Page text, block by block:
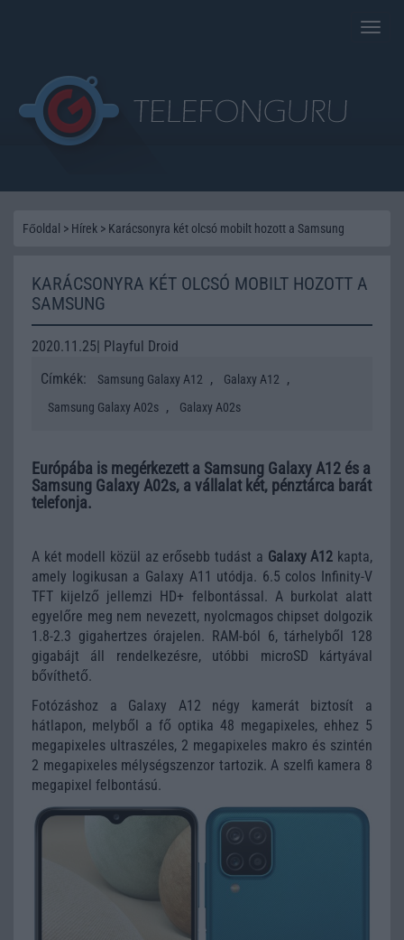
Toggle
Főoldal > Hírek > Karácsonyra két olcsó mobilt hozott a Samsung
KARÁCSONYRA KÉT OLCSÓ MOBILT HOZOTT A
SAMSUNG
2020.11.25| Playful Droid
Címkék:
Samsung Galaxy A12 , Galaxy A12 ,
Samsung Galaxy A02s , Galaxy A02s
Európába is megérkezett a Samsung Galaxy A12 és a
Samsung Galaxy A02s, a vállalat két, pénztárca barát
telefonja.
A két modell közül az erősebb tudást a Galaxy A12 kapta,
amely logikusan a Galaxy A11 utódja. 6.5 colos Infinity-V
TFT kijelző jellemzi HD+ felbontással. A burkolat alatt
egyelőre meg nem nevezett, nyolcmagos chipset dolgozik
1.8-2.3 gigahertzes órajelen. RAM-ból 6, tárhelyből 128
gigabájt áll rendelkezésre, utóbbi microSD kártyával
bővíthető.
Fotózáshoz a Galaxy A12 négy kamerát biztosít a
hátlapon, melyből a fő optika 48 megapixeles, ehhez 5
megapixeles ultraszéles, 2 megapixeles makro és szintén
2 megapixeles mélységszenzor tartozik. A szelfi kamera 8
megapixel felbontású.